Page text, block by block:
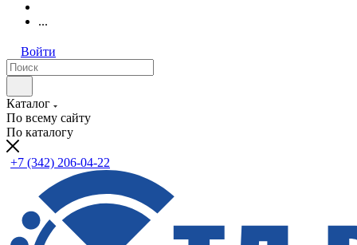
...
Войти
Каталог
По всему сайту
По каталогу
+7 (342) 206-04-22